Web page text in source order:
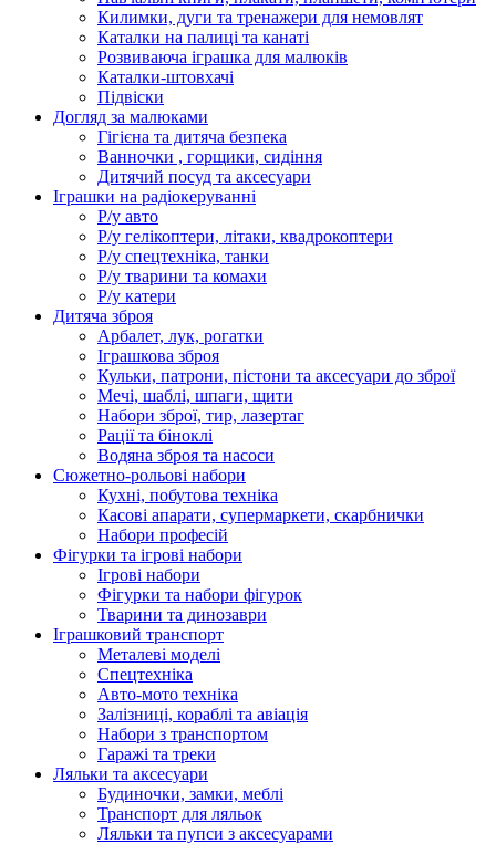
Килимки, дуги та тренажери для немовлят
Каталки на палиці та канаті
Розвиваюча іграшка для малюків
Каталки-штовхачі
Підвіски
Догляд за малюками
Гігієна та дитяча безпека
Ванночки , горщики, сидіння
Дитячий посуд та аксесуари
Іграшки на радіокеруванні
Р/у авто
Р/у гелікоптери, літаки, квадрокоптери
Р/у спецтехніка, танки
Р/у тварини та комахи
Р/у катери
Дитяча зброя
Арбалет, лук, рогатки
Іграшкова зброя
Кульки, патрони, пістони та аксесуари до зброї
Мечі, шаблі, шпаги, щити
Набори зброї, тир, лазертаг
Рації та біноклі
Водяна зброя та насоси
Сюжетно-рольові набори
Кухні, побутова техніка
Касові апарати, супермаркети, скарбнички
Набори професій
Фігурки та ігрові набори
Ігрові набори
Фігурки та набори фігурок
Тварини та динозаври
Іграшковий транспорт
Металеві моделі
Спецтехніка
Авто-мото техніка
Залізниці, кораблі та авіація
Набори з транспортом
Гаражі та треки
Ляльки та аксесуари
Будиночки, замки, меблі
Транспорт для ляльок
Ляльки та пупси з аксесуарами